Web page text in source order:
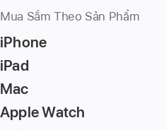
Mua Sắm Theo Sản Phẩm
iPhone
iPad
Mac
Apple Watch